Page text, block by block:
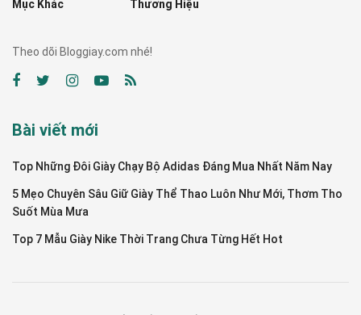
Mục Khác
Thương Hiệu
Theo dõi Bloggiay.com nhé!
Bài viết mới
Top Những Đôi Giày Chạy Bộ Adidas Đáng Mua Nhất Năm Nay
5 Mẹo Chuyên Sâu Giữ Giày Thể Thao Luôn Như Mới, Thơm Tho
Suốt Mùa Mưa
Top 7 Mẫu Giày Nike Thời Trang Chưa Từng Hết Hot